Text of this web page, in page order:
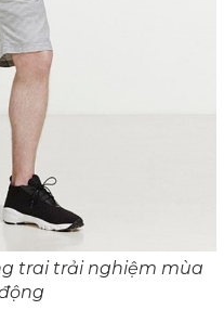
trai trải nghiệm mùa